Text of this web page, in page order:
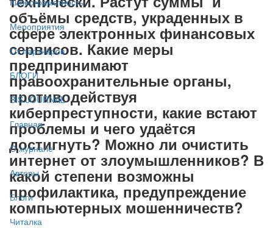
Мероприятия
От партнёров
БЛОГИ
BIS JOURNAL
Главная
О журнале
Авторы
Блоги
Читалка
объёмы средств, украденных в
сфере электронных финансовых
сервисов. Какие меры
предпринимают
правоохранительные органы,
противодействуя
киберпреступности, какие встают
проблемы и чего удаётся
достигнуть? Можно ли очистить
интернет от злоумышленников? В
какой степени возможны
профилактика, предупреждение
компьютерных мошенничеств?